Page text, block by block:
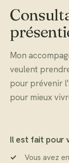
Mon
veulent
pour prévenir
pour mieux
Il est fait pour
Vous avez